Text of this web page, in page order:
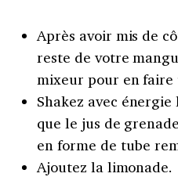
Après avoir mis de
reste de votre
mixeur pour en faire
Shakez avec
que le jus de
en forme de tube
Ajoutez la limonade.